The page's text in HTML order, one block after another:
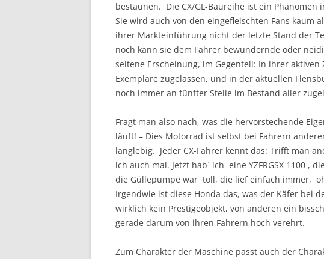
bestaunen. Die CX/GL-Baureihe ist ein
Sie wird auch von den eingefleischten Fans kaum
ihrer Markteinführung nicht der letzte Stand der
noch kann sie dem Fahrer bewundernde oder
seltene Erscheinung, im Gegenteil: In ihrer
Exemplare zugelassen, und in der aktuellen
noch immer an fünfter Stelle im Bestand aller
Fragt man also nach, was die hervorstechende
läuft! – Dies Motorrad ist selbst bei Fahrern
langlebig. Jeder CX-Fahrer kennt das: Trifft man
ich auch mal. Jetzt hab´ ich eine YZFRGSX 1100 ,
die Güllepumpe war toll, die lief einfach immer,
Irgendwie ist diese Honda das, was der Käfer bei
wirklich kein Prestigeobjekt, von anderen ein
gerade darum von ihren Fahrern hoch verehrt.
Zum Charakter der Maschine passt auch der